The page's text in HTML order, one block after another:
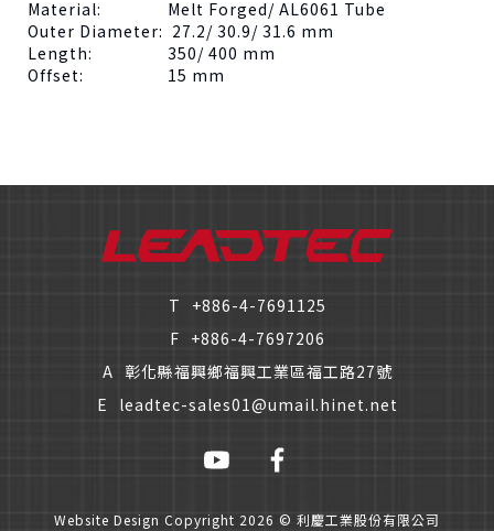
Material: Melt Forged/ AL6061 Tube
Outer Diameter: 27.2/ 30.9/ 31.6 mm
Length: 350/ 400 mm
Offset: 15 mm
T
+886-4-7691125
F +886-4-7697206
A 彰化縣福興鄉福興工業區福工路27號
E
leadtec-sales01@umail.hinet.net
Website Design Copyright 2026 © 利慶工業股份有限公司
Cookies 同意